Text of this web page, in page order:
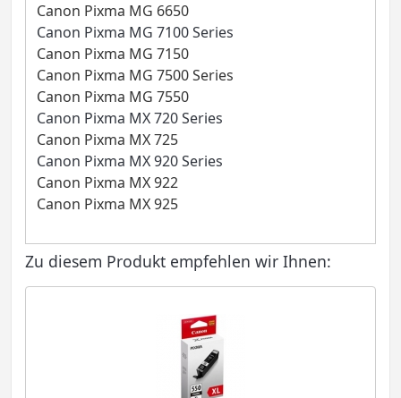
Canon Pixma MG 6650
Canon Pixma MG 7100 Series
Canon Pixma MG 7150
Canon Pixma MG 7500 Series
Canon Pixma MG 7550
Canon Pixma MX 720 Series
Canon Pixma MX 725
Canon Pixma MX 920 Series
Canon Pixma MX 922
Canon Pixma MX 925
Zu diesem Produkt empfehlen wir Ihnen: